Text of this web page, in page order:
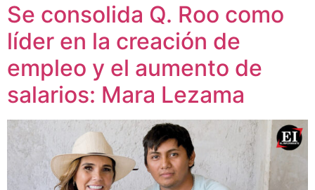
Se consolida Q. Roo como
líder en la creación de
empleo y el aumento de
salarios: Mara Lezama